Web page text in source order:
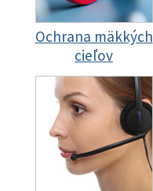
Ochrana mäkkých
cieľov